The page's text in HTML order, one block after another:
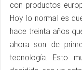
con productos
Hoy lo normal es
hace treinta años
ahora son de
tecnología. Esto